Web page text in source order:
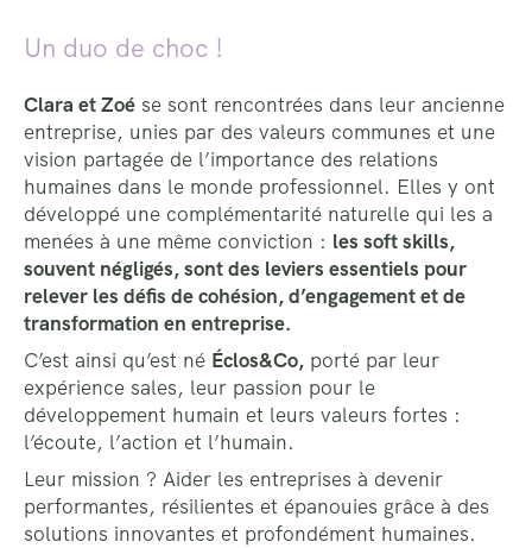
Un duo de choc !
Clara et Zoé se sont rencontrées dans leur ancienne
entreprise, unies par des valeurs communes et une
vision partagée de l’importance des relations
humaines dans le monde professionnel. Elles y ont
développé une complémentarité naturelle qui les a
menées à une même conviction : les soft skills,
souvent négligés, sont des leviers essentiels pour
relever les défis de cohésion, d’engagement et de
transformation en entreprise.
C’est ainsi qu’est né Éclos&Co, porté par leur
expérience sales, leur passion pour le
développement humain et leurs valeurs fortes :
l’écoute, l’action et l’humain.
Leur mission ? Aider les entreprises à devenir
performantes, résilientes et épanouies grâce à des
solutions innovantes et profondément humaines.